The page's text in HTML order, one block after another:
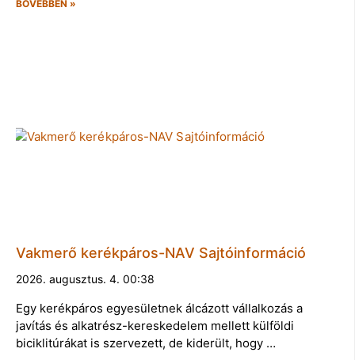
BŐVEBBEN »
Vakmerő kerékpáros-NAV Sajtóinformáció
2026. augusztus. 4. 00:38
Egy kerékpáros egyesületnek álcázott vállalkozás a
javítás és alkatrész-kereskedelem mellett külföldi
biciklitúrákat is szervezett, de kiderült, hogy …